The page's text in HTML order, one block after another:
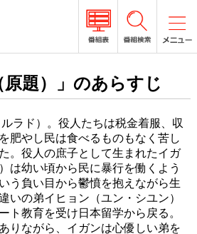
原題）」のあらすじ
ラド）。役人たちは税金着服、収
肥やし民は食べるものもなく苦し
。役人の庶子として生まれたイガ
は幼い頃から民に暴行を働くよう
う負い目から鬱憤を抱えながら生
いの弟イヒョン（ユン・シユン）
ト教育を受け日本留学から戻る。
りながら、イガンは心優しい弟を